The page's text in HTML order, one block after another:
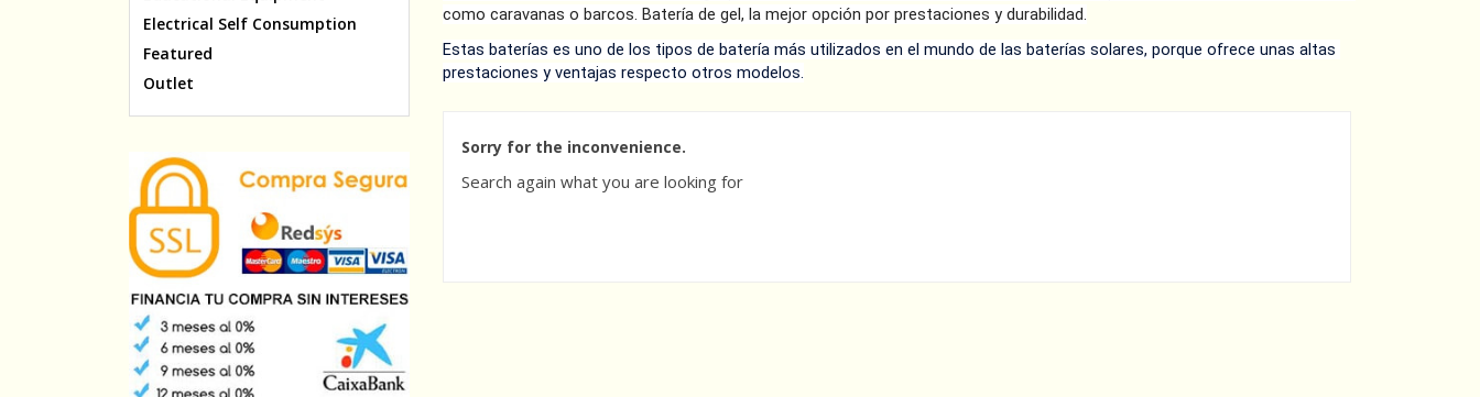
Electrical Self Consumption
Featured
Outlet
como caravanas o barcos. Batería de gel, la mejor opción por prestaciones y durabilidad.
Estas baterías es uno de los tipos de batería más utilizados en el mundo de las baterías solares, porque ofrece unas altas
prestaciones y ventajas respecto otros modelos.
Sorry for the inconvenience.
Search again what you are looking for